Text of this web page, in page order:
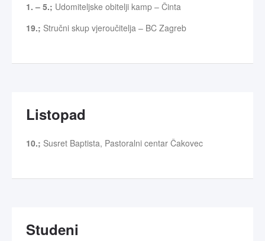
1. – 5.; Udomiteljske obitelji kamp – Činta
19.; Stručni skup vjeroučitelja – BC Zagreb
Listopad
10.; Susret Baptista, Pastoralni centar Čakovec
Studeni